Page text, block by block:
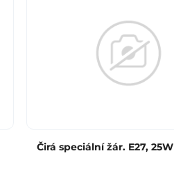
Čirá speciální žár. E27, 25W